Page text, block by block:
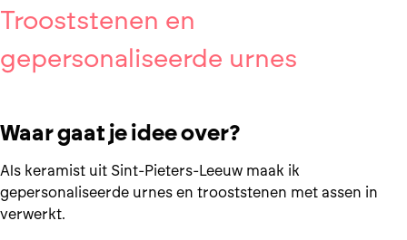
Trooststenen en
gepersonaliseerde urnes
Waar gaat je idee over?
Als keramist uit Sint-Pieters-Leeuw maak ik
gepersonaliseerde urnes en trooststenen met assen in
verwerkt.